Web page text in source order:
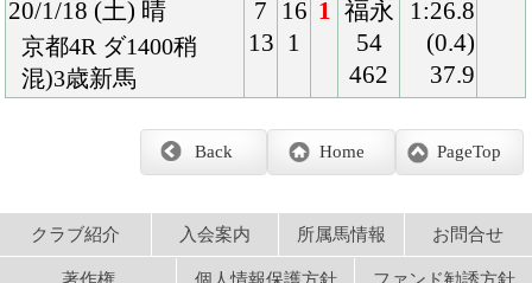
アプリケーションプライバシーポリシー
PCサイト Copyright © CARROTCLUB